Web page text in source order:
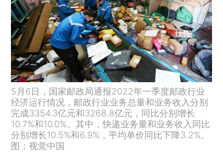
5月6日，国家邮政局通报2022年一季度邮政行业
经济运行情况，邮政行业业务总量和业务收入分别
完成3354.3亿元和3268.8亿元，同比分别增长
10.7%和10.0%。其中，快递业务量和业务收入同比
分别增长10.5%和6.9%，平均单价同比下降3.2%。
图：视觉中国